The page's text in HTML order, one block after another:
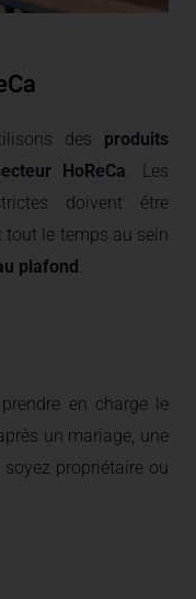
des produits
HoReCa. Les
doivent être
tout le temps au sein
plafond.
en charge le
un mariage, une
soyez propriétaire ou